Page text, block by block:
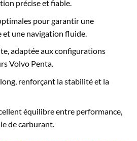
précise et fiable.
pour garantir une
une navigation fluide.
adaptée aux configurations
Volvo Penta.
renforçant la stabilité et la
équilibre entre performance,
de carburant.